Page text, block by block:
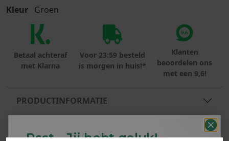
Kleur Groen
Betaal achteraf
met Klarna
Voor 23:59 besteld
is morgen in huis!*
Klanten
beoordelen ons
met een 9,6!
PRODUCTINFORMATIE